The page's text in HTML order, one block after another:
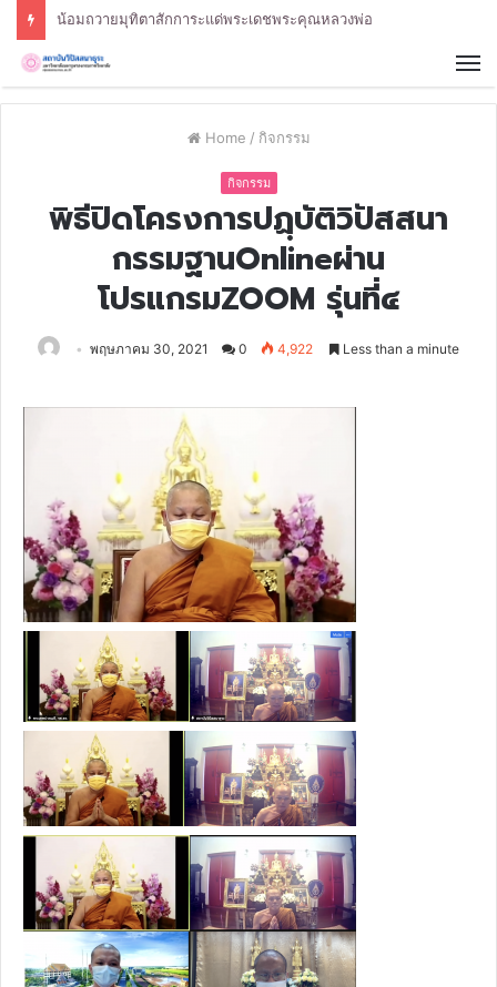
น้อมถวายมุทิตาสักการะแด่พระเดชพระคุณหลวงพ่อ
Home / กิจกรรม
กิจกรรม
พิธีปิดโครงการปฏฺบัติวิปัสสนา
กรรมฐานOnlineผ่าน
โปรแกรมZOOM รุ่นที่๔
พฤษภาคม 30, 2021 0 4,922 Less than a minute